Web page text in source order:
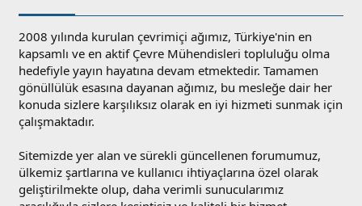
2008 yılında kurulan çevrimiçi ağımız, Türkiye'nin en
kapsamlı ve en aktif Çevre Mühendisleri topluluğu olma
hedefiyle yayın hayatına devam etmektedir. Tamamen
gönüllülük esasına dayanan ağımız, bu mesleğe dair her
konuda sizlere karşılıksız olarak en iyi hizmeti sunmak için
çalışmaktadır.
Sitemizde yer alan ve sürekli güncellenen forumumuz,
ülkemiz şartlarına ve kullanıcı ihtiyaçlarına özel olarak
geliştirilmekte olup, daha verimli sunucularımız